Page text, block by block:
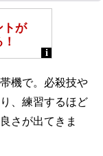
機で。必殺技や
、練習するほど
さが出てきま